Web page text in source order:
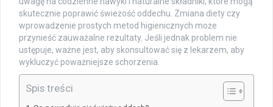
skutecznie poprawić świeżość oddechu. Zmiana diety czy
wprowadzenie prostych metod higienicznych może
przynieść zauważalne rezultaty. Jeśli jednak problem nie
ustępuje, ważne jest, aby skonsultować się z lekarzem, aby
wykluczyć poważniejsze schorzenia.
Spis treści